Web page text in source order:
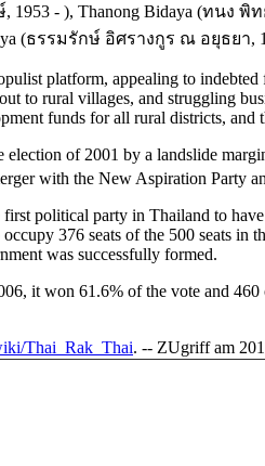
1953 - ), Thanong Bidaya (ทนง พิท
(ธรรมรักษ์ อิศรางกูร ณ อยุธยา,
platform, appealing to
to rural villages, and struggling
funds for all rural districts, and
of 2001 by a landslide
with the New Aspiration Party
political party in Thailand to
376 seats of the 500 seats
was successfully formed.
it won 61.6% of the vote and 460
Thai_Rak_Thai. -- ZUgriff am